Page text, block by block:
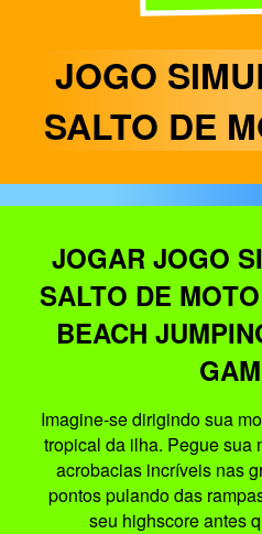
JOGO
SALTO DE
JOGAR JOGO
SALTO DE
BEACH
Imagine-se dirigindo sua
tropical da ilha. Pegue sua
acrobacias incríveis nas
pontos pulando das
seu highscore antes